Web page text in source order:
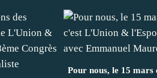
Pour nous, le 15 mars